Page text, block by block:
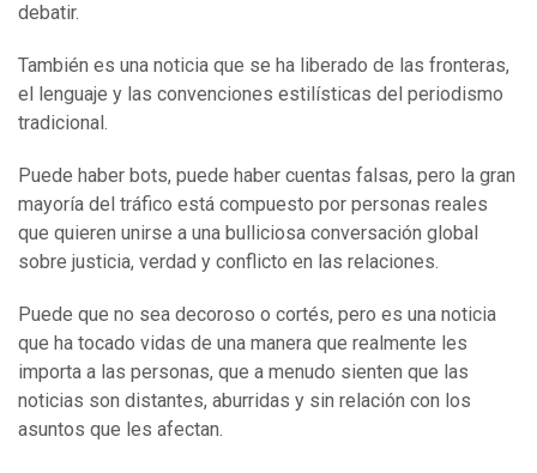
debatir.
También es una noticia que se ha liberado de las fronteras,
el lenguaje y las convenciones estilísticas del periodismo
tradicional.
Puede haber bots, puede haber cuentas falsas, pero la gran
mayoría del tráfico está compuesto por personas reales
que quieren unirse a una bulliciosa conversación global
sobre justicia, verdad y conflicto en las relaciones.
Puede que no sea decoroso o cortés, pero es una noticia
que ha tocado vidas de una manera que realmente les
importa a las personas, que a menudo sienten que las
noticias son distantes, aburridas y sin relación con los
asuntos que les afectan.